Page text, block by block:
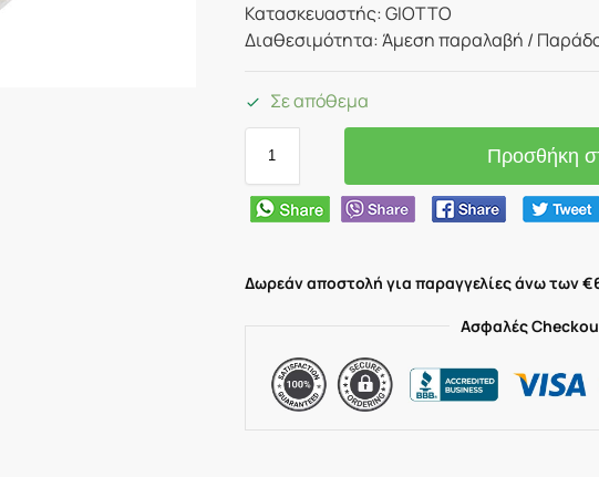
Κατασκευαστής: GIOTTO
Διαθεσιμότητα: Άμεση παραλαβή /
Σε απόθεμα
Προσθήκη
Δωρεάν αποστολή για παραγγελίες άνω των
Ασφαλές